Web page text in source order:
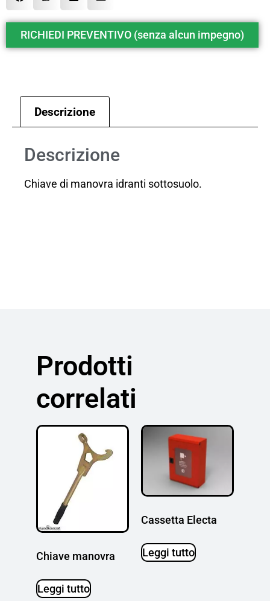
RICHIEDI PREVENTIVO (senza alcun impegno)
Descrizione
Descrizione
Chiave di manovra idranti sottosuolo.
Prodotti
correlati
Chiave manovra
Leggi tutto
Cassetta Electa
Leggi tutto